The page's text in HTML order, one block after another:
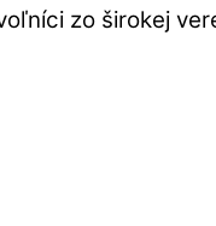
zo širokej